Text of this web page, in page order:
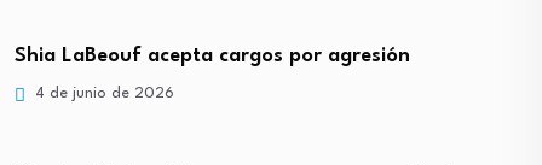
Shia LaBeouf acepta cargos por agresión
4 de junio de 2026